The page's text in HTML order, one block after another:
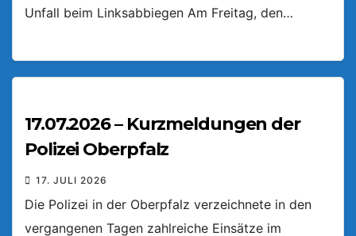
Unfall beim Linksabbiegen Am Freitag, den…
17.07.2026 – Kurzmeldungen der
Polizei Oberpfalz
17. JULI 2026
Die Polizei in der Oberpfalz verzeichnete in den
vergangenen Tagen zahlreiche Einsätze im